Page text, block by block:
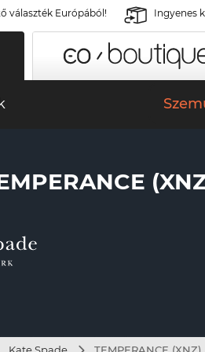
választék Európából! Ingyenes